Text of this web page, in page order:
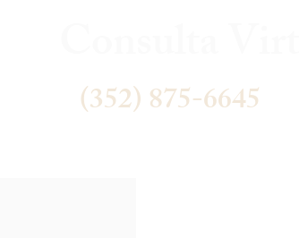
(352) 875-6645